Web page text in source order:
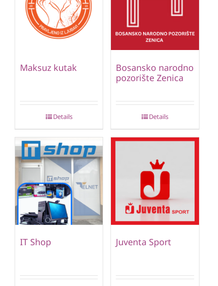
Maksuz kutak
Details
Bosansko narodno
pozorište Zenica
Details
IT Shop Juventa Sport